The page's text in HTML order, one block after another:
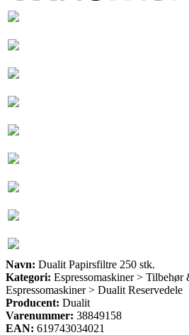
Navn: Dualit Papirsfiltre 250 stk.
Kategori: Espressomaskiner > Tilbehør
Espressomaskiner > Dualit Reservedele
Producent: Dualit
Varenummer: 38849158
EAN: 619743034021